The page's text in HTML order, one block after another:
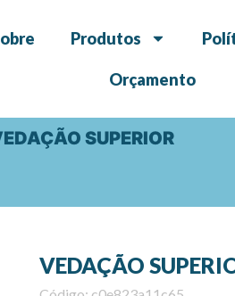
Produtos
Orçamento
SUPERIOR
VEDAÇÃO